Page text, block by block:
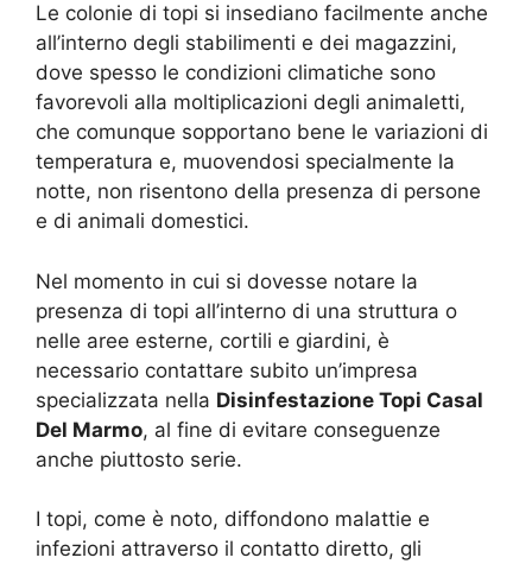
Le colonie di topi si insediano facilmente anche
all’interno degli stabilimenti e dei magazzini,
dove spesso le condizioni climatiche sono
favorevoli alla moltiplicazioni degli animaletti,
che comunque sopportano bene le variazioni di
temperatura e, muovendosi specialmente la
notte, non risentono della presenza di persone
e di animali domestici.
Nel momento in cui si dovesse notare la
presenza di topi all’interno di una struttura o
nelle aree esterne, cortili e giardini, è
necessario contattare subito un’impresa
specializzata nella Disinfestazione Topi Casal
Del Marmo, al fine di evitare conseguenze
anche piuttosto serie.
I topi, come è noto, diffondono malattie e
infezioni attraverso il contatto diretto, gli